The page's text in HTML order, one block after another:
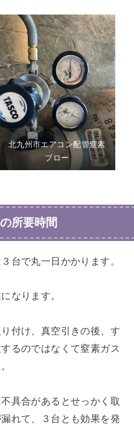
北九州市エアコン配管窒素
ブロー
所要時間
台で丸一日かかります。
なります。
付け、真空引きの後、す
るのではなくて窒素ガス
具合があるとせっかく取
れて、３台とも効果を発